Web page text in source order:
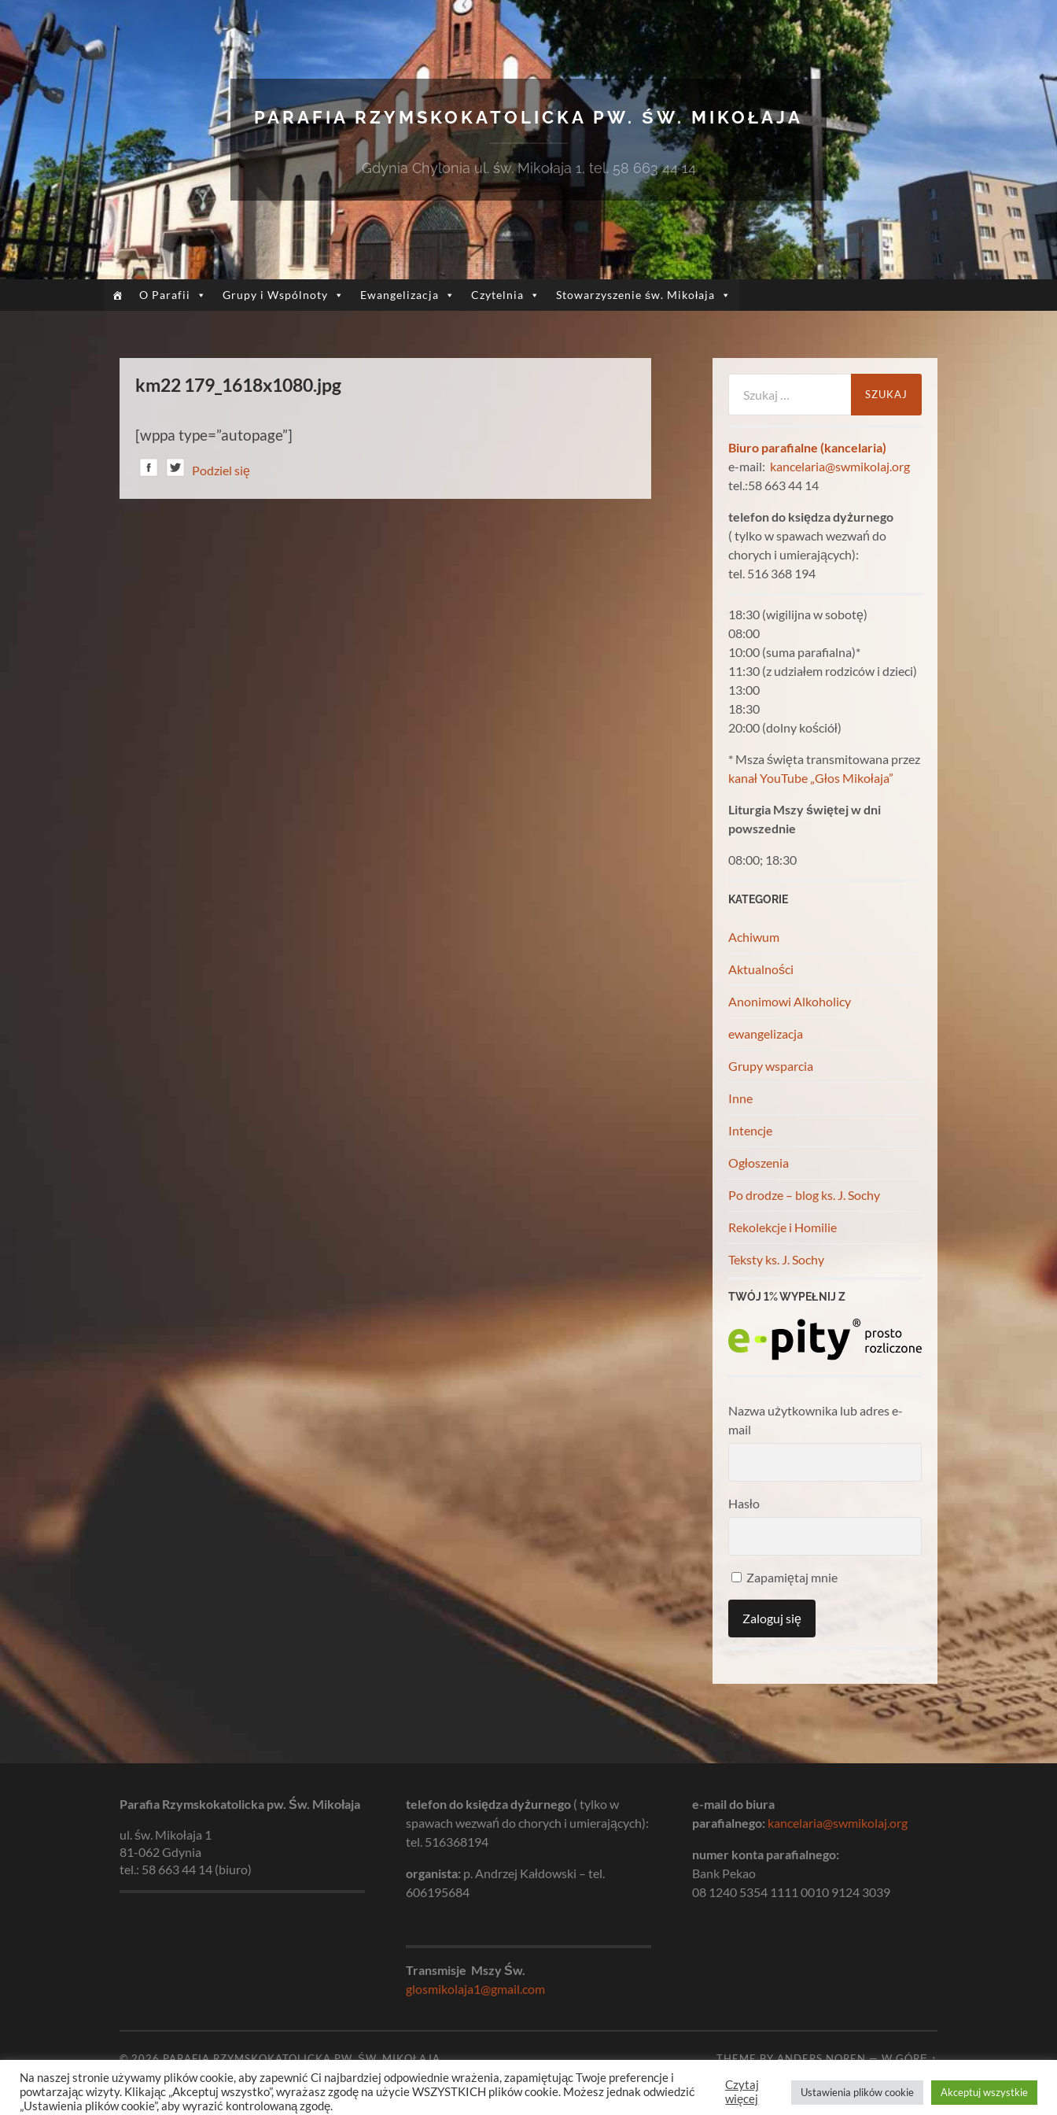
PARAFIA RZYMSKOKATOLICKA PW. ŚW. MIKOŁAJA
Gdynia Chylonia ul. św. Mikołaja 1, tel. 58 663 44 14
O Parafii Grupy i Wspólnoty Ewangelizacja Czytelnia Stowarzyszenie św. Mikołaja
km22 179_1618x1080.jpg
[wppa type=”autopage”]
Podziel się
Biuro parafialne (kancelaria)
e-mail: kancelaria@swmikolaj.org
tel.:58 663 44 14
telefon do księdza dyżurnego
( tylko w spawach wezwań do
chorych i umierających):
tel. 516 368 194
18:30 (wigilijna w sobotę)
08:00
10:00 (suma parafialna)*
11:30 (z udziałem rodziców i dzieci)
13:00
18:30
20:00 (dolny kościół)
* Msza święta transmitowana przez
kanał YouTube „Głos Mikołaja”
Liturgia Mszy świętej w dni
powszednie
08:00; 18:30
KATEGORIE
Achiwum
Aktualności
Anonimowi Alkoholicy
ewangelizacja
Grupy wsparcia
Inne
Intencje
Ogłoszenia
Po drodze – blog ks. J. Sochy
Rekolekcje i Homilie
Teksty ks. J. Sochy
TWÓJ 1% WYPEŁNIJ Z
Nazwa użytkownika lub adres e-
mail
Hasło
Zapamiętaj mnie
Parafia Rzymskokatolicka pw. Św. Mikołaja
ul. św. Mikołaja 1
81-062 Gdynia
tel.: 58 663 44 14 (biuro)
telefon do księdza dyżurnego ( tylko w
spawach wezwań do chorych i umierających):
tel. 516368194
organista: p. Andrzej Kałdowski – tel.
606195684
Transmisje Mszy Św.
glosmikolaja1@gmail.com
e-mail do biura
parafialnego: kancelaria@swmikolaj.org
numer konta parafialnego:
Bank Pekao
08 1240 5354 1111 0010 9124 3039
© 2026PARAFIA RZYMSKOKATOLICKA PW. ŚW. MIKOŁAJA THEME BYANDERS NOREN—W GÓRĘ ↑
Na naszej stronie używamy plików cookie, aby zapewnić Ci najbardziej odpowiednie wrażenia, zapamiętując Twoje preferencje i
powtarzając wizyty. Klikając „Akceptuj wszystko”, wyrażasz zgodę na użycie WSZYSTKICH plików cookie. Możesz jednak odwiedzić
„Ustawienia plików cookie”, aby wyrazić kontrolowaną zgodę.
Czytaj
więcej
Ustawienia plików cookie Akceptuj wszystkie